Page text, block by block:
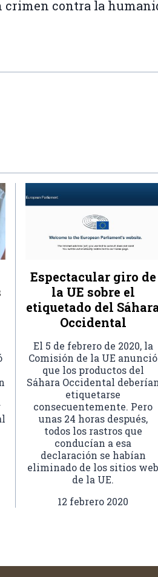
crimen contra la
Espectacular giro de
la UE sobre el
etiquetado del
Occidental
El 5 de febrero de 2020, la
Comisión de la UE anunció
que los productos del
Sáhara Occidental
etiquetarse
consecuentemente. Pero
unas 24 horas después,
todos los rastros que
conducían a esa
declaración se habían
eliminado de los sitios web
de la UE.
12 febrero 2020